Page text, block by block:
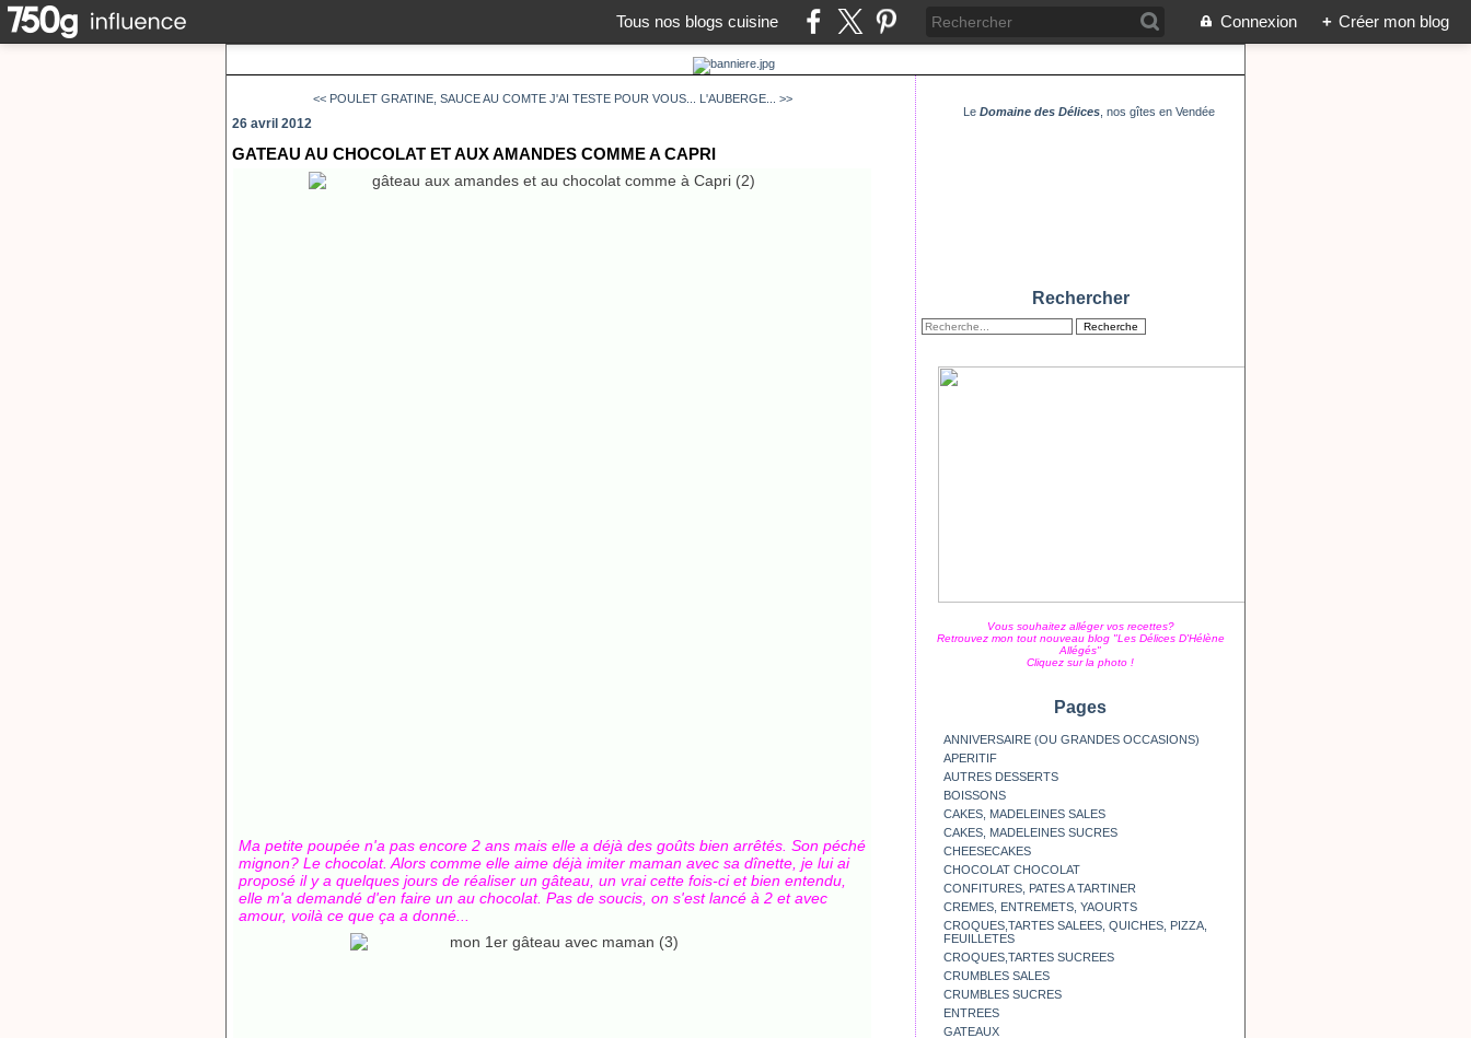
Tous nos blogs cuisine Connexion + Créer mon blog
<< POULET GRATINE, SAUCE AU COMTE J'AI TESTE POUR VOUS... L'AUBERGE... >>
26 avril 2012
GATEAU AU CHOCOLAT ET AUX AMANDES COMME A CAPRI
Ma petite poupée n'a pas encore 2 ans mais elle a déjà des goûts bien arrêtés. Son péché
mignon? Le chocolat. Alors comme elle aime déjà imiter maman avec sa dînette, je lui ai
proposé il y a quelques jours de réaliser un gâteau, un vrai cette fois-ci et bien entendu,
elle m'a demandé d'en faire un au chocolat. Pas de soucis, on s'est lancé à 2 et avec
amour, voilà ce que ça a donné...
Le Domaine des Délices, nos gîtes en Vendée
Rechercher
Vous souhaitez alléger vos recettes?
Retrouvez mon tout nouveau blog "Les Délices D'Hélène
Allégés"
Cliquez sur la photo !
Pages
ANNIVERSAIRE (OU GRANDES OCCASIONS)
APERITIF
AUTRES DESSERTS
BOISSONS
CAKES, MADELEINES SALES
CAKES, MADELEINES SUCRES
CHEESECAKES
CHOCOLAT CHOCOLAT
CONFITURES, PATES A TARTINER
CREMES, ENTREMETS, YAOURTS
CROQUES,TARTES SALEES, QUICHES, PIZZA,
FEUILLETES
CROQUES,TARTES SUCREES
CRUMBLES SALES
CRUMBLES SUCRES
ENTREES
GATEAUX